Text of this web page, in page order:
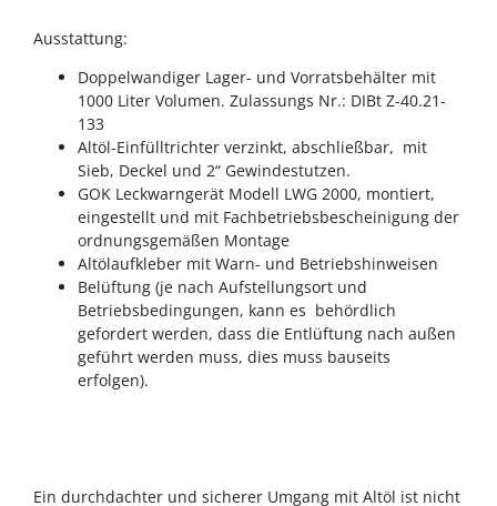
Ausstattung:
Doppelwandiger Lager- und Vorratsbehälter mit
1000 Liter Volumen. Zulassungs Nr.: DIBt Z-40.21-
133
Altöl-Einfülltrichter verzinkt, abschließbar, mit
Sieb, Deckel und 2“ Gewindestutzen.
GOK Leckwarngerät Modell LWG 2000, montiert,
eingestellt und mit Fachbetriebsbescheinigung der
ordnungsgemäßen Montage
Altölaufkleber mit Warn- und Betriebshinweisen
Belüftung (je nach Aufstellungsort und
Betriebsbedingungen, kann es behördlich
gefordert werden, dass die Entlüftung nach außen
geführt werden muss, dies muss bauseits
erfolgen).
Ein durchdachter und sicherer Umgang mit Altöl ist nicht